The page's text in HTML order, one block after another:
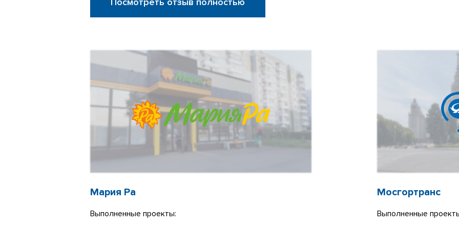
Мария Ра
Выполненные проекты:
Мосгортранс
Выполненные